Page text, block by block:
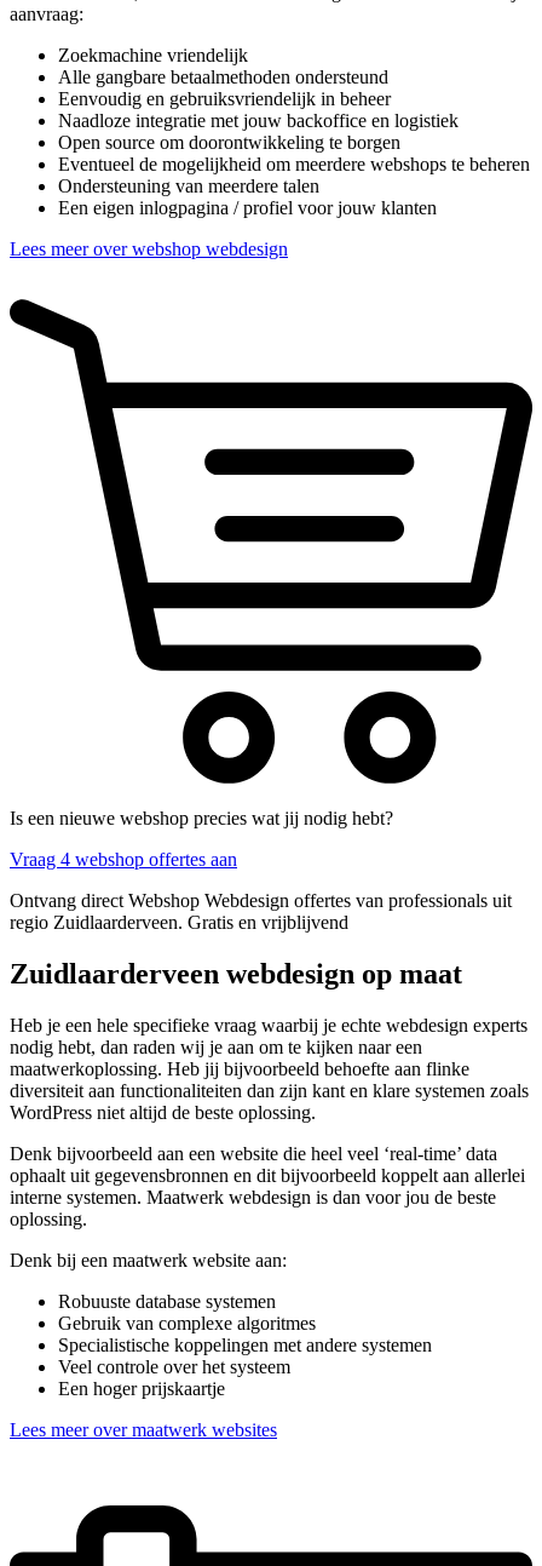
aanvraag:
Zoekmachine vriendelijk
Alle gangbare betaalmethoden ondersteund
Eenvoudig en gebruiksvriendelijk in beheer
Naadloze integratie met jouw backoffice en logistiek
Open source om doorontwikkeling te borgen
Eventueel de mogelijkheid om meerdere webshops te beheren
Ondersteuning van meerdere talen
Een eigen inlogpagina / profiel voor jouw klanten
Lees meer over webshop webdesign
Is een nieuwe webshop precies wat jij nodig hebt?
Vraag 4 webshop offertes aan
Ontvang direct Webshop Webdesign offertes van professionals uit
regio Zuidlaarderveen. Gratis en vrijblijvend
Zuidlaarderveen webdesign op maat
Heb je een hele specifieke vraag waarbij je echte webdesign experts
nodig hebt, dan raden wij je aan om te kijken naar een
maatwerkoplossing. Heb jij bijvoorbeeld behoefte aan flinke
diversiteit aan functionaliteiten dan zijn kant en klare systemen zoals
WordPress niet altijd de beste oplossing.
Denk bijvoorbeeld aan een website die heel veel ‘real-time’ data
ophaalt uit gegevensbronnen en dit bijvoorbeeld koppelt aan allerlei
interne systemen. Maatwerk webdesign is dan voor jou de beste
oplossing.
Denk bij een maatwerk website aan:
Robuuste database systemen
Gebruik van complexe algoritmes
Specialistische koppelingen met andere systemen
Veel controle over het systeem
Een hoger prijskaartje
Lees meer over maatwerk websites